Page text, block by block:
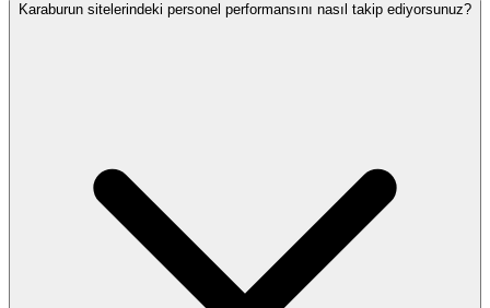
Karaburun sitelerindeki personel performansını nasıl takip ediyorsunuz?